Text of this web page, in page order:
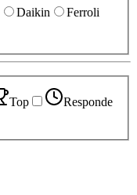
Daikin Ferroli
Top
Responde